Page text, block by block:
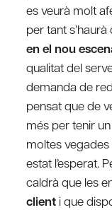
es veurà molt
per tant s’haurà
en el nou
qualitat del
demanda de
pensat que de
més per tenir
moltes
estat l’esperat.
caldrà que les
client i que